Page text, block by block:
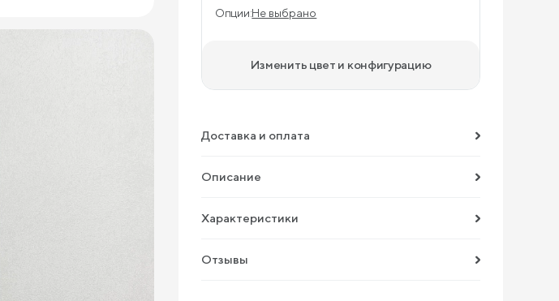
Опции:Не выбрано
Изменить цвет и конфигурацию
Доставка и оплата
Описание
Характеристики
Отзывы